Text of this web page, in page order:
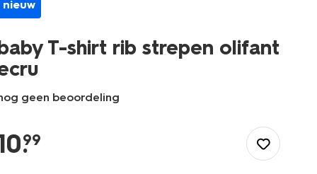
nieuw
T-shirt rib strepen olifant
geen beoordeling
shirt- .
99